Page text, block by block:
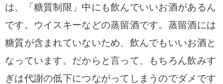
は、「糖質制限」中にも飲んでいいお酒があるん
です。ウイスキーなどの蒸留酒です。蒸留酒には
糖質が含まれていないため、飲んでもいいお酒と
なっています。だからと言って、もちろん飲みす
ぎは代謝の低下につながってしまうのでダメです